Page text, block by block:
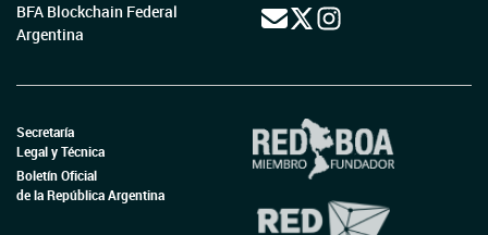
BFA Blockchain Federal
Argentina
Secretaría
Legal y Técnica
Boletín Oficial
de la República Argentina